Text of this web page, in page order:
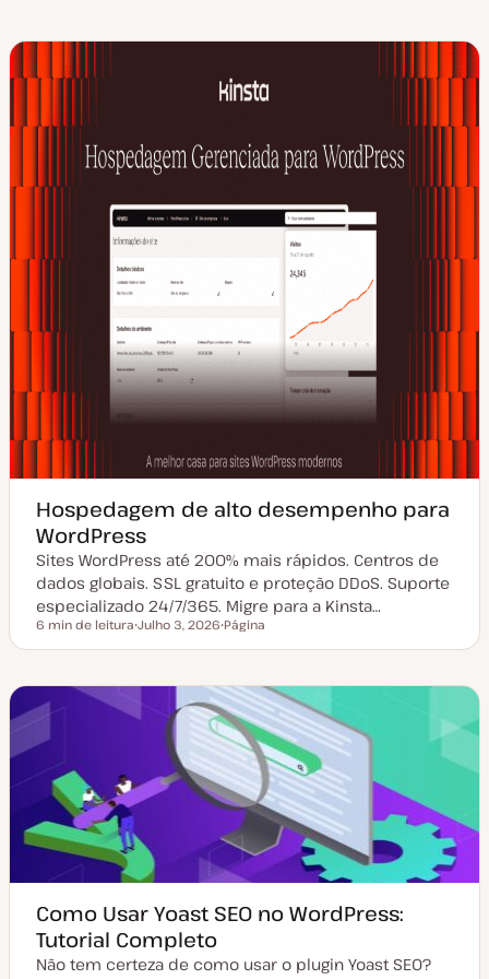
Hospedagem de alto desempenho para
WordPress
Sites WordPress até 200% mais rápidos. Centros de
dados globais. SSL gratuito e proteção DDoS. Suporte
especializado 24/7/365. Migre para a Kinsta…
Tempo de leitura
6 min de leitura
a
a
a
l
i
z
ç
ã
Julho 3, 2026
i
o
d
e
a
r
g
o
Página
Como Usar Yoast SEO no WordPress:
Tutorial Completo
Não tem certeza de como usar o plugin Yoast SEO?